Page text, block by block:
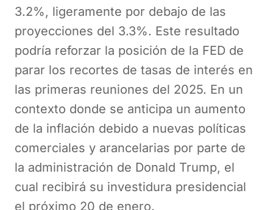
3.2%, ligeramente por debajo de las
proyecciones del 3.3%. Este resultado
podría reforzar la posición de la FED de
parar los recortes de tasas de interés en
las primeras reuniones del 2025. En un
contexto donde se anticipa un aumento
de la inflación debido a nuevas políticas
comerciales y arancelarias por parte de
la administración de Donald Trump, el
cual recibirá su investidura presidencial
el próximo 20 de enero.